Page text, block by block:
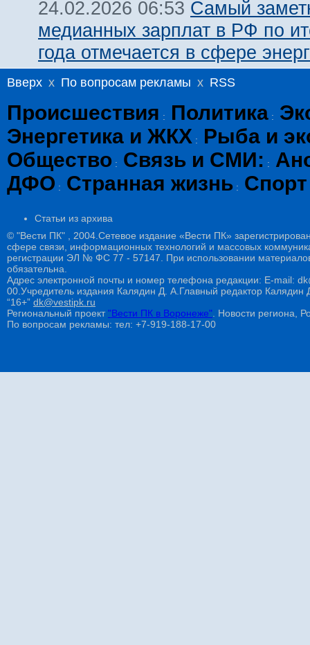
24.02.2026 06:53 Самый
медианных зарплат в РФ по
года отмечается в сфере
Вверх x По вопросам рекламы x RSS
Происшествия : Политика :
Энергетика и ЖКХ :
Рыба и
Общество : Связь и СМИ: :
ДФО : Странная жизнь : Спорт
Статьи из архива
© "Вести ПК" , 2004.Сетевое издание «Вести ПК»
сфере связи, информационных технологий и массовых
регистрации ЭЛ № ФС 77 - 57147. При использовании
обязательна.
Адрес электронной почты и номер телефона редакции: E-mail:
00.Учредитель издания Калядин Д. А.Главный редактор
“16+” dk@vestipk.ru
Региональный проект"Вести ПК в Воронеже" . Новости региона,
По вопросам рекламы: тел: +7-919-188-17-00